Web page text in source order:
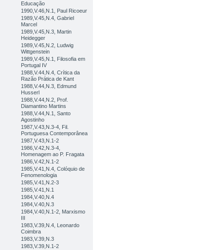
Educação
1990,V.46,N.1, Paul Ricoeur
1989,V.45,N.4, Gabriel
Marcel
1989,V.45,N.3, Martin
Heidegger
1989,V.45,N.2, Ludwig
Wittgenstein
1989,V.45,N.1, Filosofia em
Portugal IV
1988,V.44,N.4, Crítica da
Razão Prática de Kant
1988,V.44,N.3, Edmund
Husserl
1988,V.44,N.2, Prof.
Diamantino Martins
1988,V.44,N.1, Santo
Agostinho
1987,V.43,N.3-4, Fil.
Portuguesa Contemporânea
1987,V.43,N.1-2
1986,V.42,N.3-4,
Homenagem ao P. Fragata
1986,V.42,N.1-2
1985,V.41,N.4, Colóquio de
Fenomenologia
1985,V.41,N.2-3
1985,V.41,N.1
1984,V.40,N.4
1984,V.40,N.3
1984,V.40,N.1-2, Marxismo
III
1983,V.39,N.4, Leonardo
Coimbra
1983,V.39,N.3
1983,V.39,N.1-2